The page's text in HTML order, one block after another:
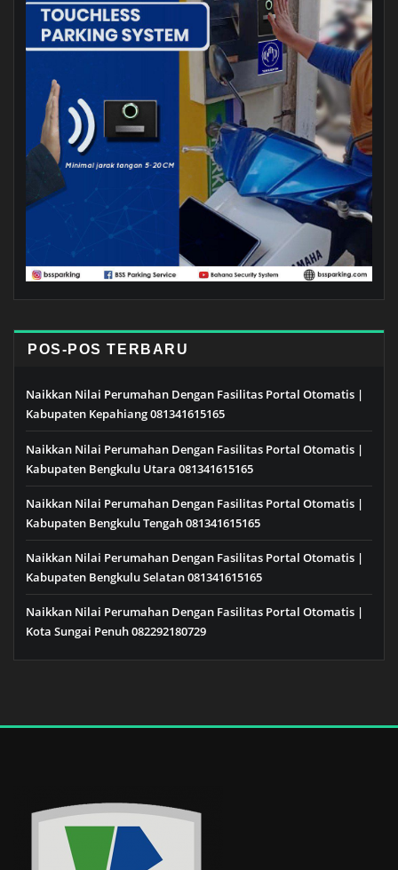
POS-POS TERBARU
Naikkan Nilai Perumahan Dengan Fasilitas Portal Otomatis |
Kabupaten Kepahiang 081341615165
Naikkan Nilai Perumahan Dengan Fasilitas Portal Otomatis |
Kabupaten Bengkulu Utara 081341615165
Naikkan Nilai Perumahan Dengan Fasilitas Portal Otomatis |
Kabupaten Bengkulu Tengah 081341615165
Naikkan Nilai Perumahan Dengan Fasilitas Portal Otomatis |
Kabupaten Bengkulu Selatan 081341615165
Naikkan Nilai Perumahan Dengan Fasilitas Portal Otomatis |
Kota Sungai Penuh 082292180729